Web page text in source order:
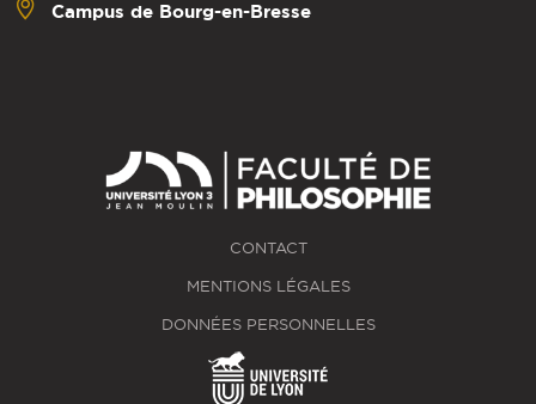
Campus de Bourg-en-Bresse
CONTACT
MENTIONS LÉGALES
DONNÉES PERSONNELLES